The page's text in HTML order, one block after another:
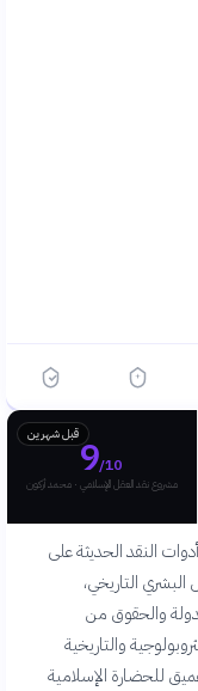
قبل شهرين9/10
مشروع نقد العقل الإسلامي · محمد أركون
النقد الحديثة على
البشري التاريخي،
والحقوق من
والتاريخية
للحضارة الإسلامية